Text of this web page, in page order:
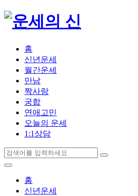
홈
신년운세
월간운세
만남
짝사랑
궁합
연애고민
오늘의 운세
1:1상담
홈
신년운세